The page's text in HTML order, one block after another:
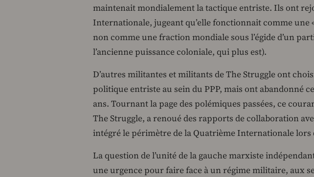
maintenait mondialement la tactique entriste. Ils ont
Internationale, jugeant qu’elle fonctionnait comme une
non comme une fraction mondiale sous l’égide d’un
l’ancienne puissance coloniale, qui plus est).
D’autres militantes et militants de The Struggle ont
politique entriste au sein du PPP, mais ont abandonné
ans. Tournant la page des polémiques passées, ce
The Struggle, a renoué des rapports de collaboration
intégré le périmètre de la Quatrième Internationale lors
La question de l’unité de la gauche marxiste
une urgence pour faire face à un régime militaire, aux